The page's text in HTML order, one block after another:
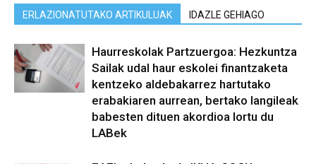
ERLAZIONATUTAKO ARTIKULUAK IDAZLE GEHIAGO
Haurreskolak Partzuergoa: Hezkuntza
Sailak udal haur eskolei finantzaketa
kentzeko aldebakarrez hartutako
erabakiaren aurrean, bertako langileak
babesten dituen akordioa lortu du
LABek